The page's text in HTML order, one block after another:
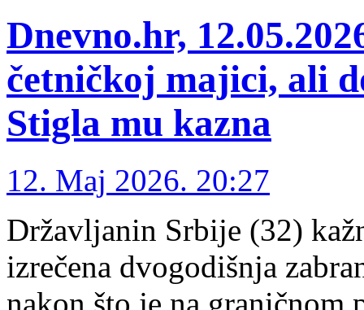
Dnevno.hr,
četničkoj majici, ali
Stigla mu kazna
12. Maj 2026. 20:27
Državljanin Srbije (32)
izrečena dvogodišnja